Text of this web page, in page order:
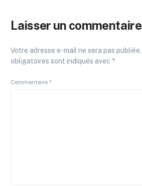
Laisser un commentaire
Votre adresse e-mail ne sera pas publiée.
obligatoires sont indiqués avec *
Commentaire*